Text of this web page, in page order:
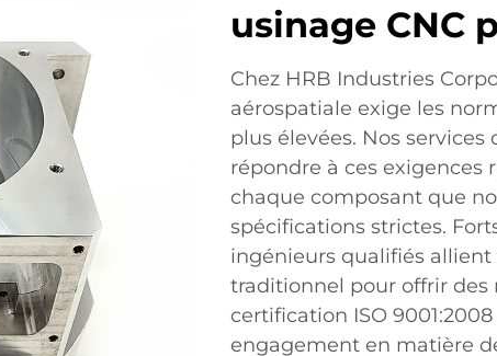
usinage CNC
Chez HRB Industries
aérospatiale exige les
plus élevées. Nos
répondre à ces exigences
chaque composant que
spécifications strictes.
ingénieurs qualifiés
traditionnel pour offrir des
certification ISO
engagement en matière